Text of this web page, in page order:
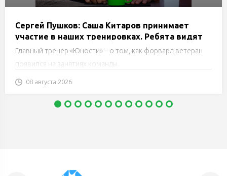
Сергей Пушков: Саша Китаров принимает
участие в наших тренировках. Ребята видят
это и понимают, как нужно трудиться
Главный тренер «Юности» – о том, как форвард-ветеран
появился на занятиях команды.
08 августа 2026